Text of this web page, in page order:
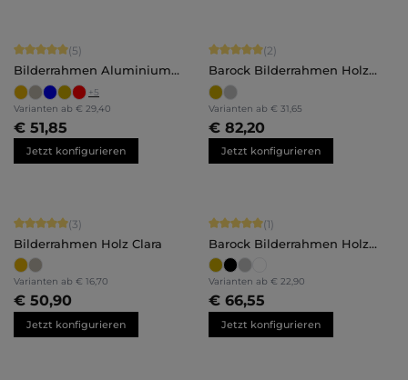
Durchschnittliche Bewertung von 5 von 5 Sternen
(5)
Bilderrahmen Aluminium
Luca
+5
Varianten ab € 29,40
€ 51,85
Jetzt konfigurieren
Durchschnittliche Bewertung von 5
(2)
Barock Bilderrahmen Holz
Anna
Varianten ab € 31,65
€ 82,20
Jetzt konfigurieren
Durchschnittliche Bewertung von 5 von 5 Sternen
(3)
Bilderrahmen Holz Clara
Varianten ab € 16,70
€ 50,90
Jetzt konfigurieren
Durchschnittliche Bewertung von 5
(1)
Barock Bilderrahmen Holz
Lilly
Varianten ab € 22,90
€ 66,55
Jetzt konfigurieren